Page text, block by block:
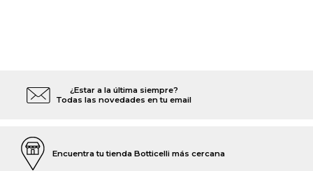
¿Estar a la última siempre?
Todas las novedades en tu email
Encuentra tu tienda Botticelli más cercana